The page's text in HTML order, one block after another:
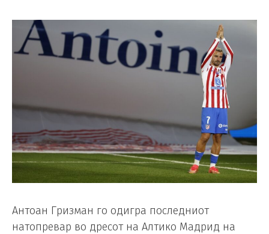
Антоан Гризман го одигра последниот
натопревар во дресот на Алтико Мадрид на